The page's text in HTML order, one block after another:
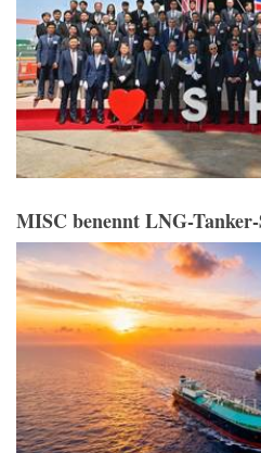
MISC benennt LNG-